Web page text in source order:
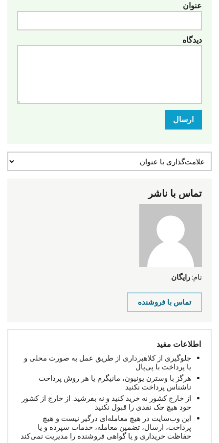
عنوان
دیدگاه
ارسال
تماس با ناشر
نام: رایگان
تماس با فروشنده
اطلاعات مفید
جلوگیری از کلاهبرداری از طریق عمل به صورت محلی و
یا پرداخت با پی‌پال
هرگز با وسترن یونیون، مانیگرم یا هر روش پرداخت
ناشناس پرداخت نکنید
از خارج کشور نه خرید کنید و نه بفرشید. از خارج از کشور
خود هیچ چک نقدی را قبول نکنید
این وب‌سایت در هیچ معامله‌ای درگیر نیست و هیچ
پرداخت، ارسال، تضمین معامله، خدمات سپرده و یا
حفاظت خریداری و یا گواهی فروشنده را مدیریت نمی‌کند